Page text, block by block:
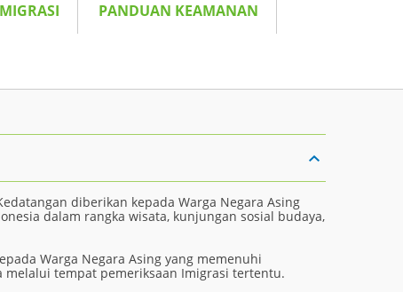
PANDUAN KEAMANAN
diberikan kepada Warga Negara Asing
dalam rangka wisata, kunjungan sosial budaya,
Warga Negara Asing yang memenuhi
tempat pemeriksaan Imigrasi tertentu.